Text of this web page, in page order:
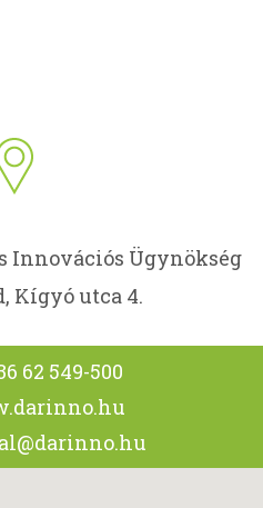
Innovációs Ügynökség
Kígyó utca 4.
62 549-500